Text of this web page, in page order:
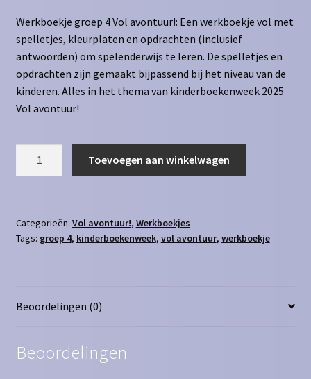
Werkboekje groep 4 Vol avontuur!: Een werkboekje vol met
spelletjes, kleurplaten en opdrachten (inclusief
antwoorden) om spelenderwijs te leren. De spelletjes en
opdrachten zijn gemaakt bijpassend bij het niveau van de
kinderen. Alles in het thema van kinderboekenweek 2025
Vol avontuur!
Vol
avontuur!
Toevoegen aan winkelwagen
Categorieën: Vol avontuur!, Werkboekjes
Tags: groep 4, kinderboekenweek, vol avontuur, werkboekje
Beoordelingen (0)
Beoordelingen